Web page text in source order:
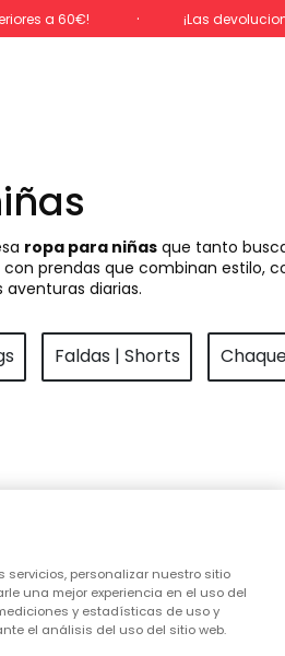
a 60€! ¡Las
Total
ropa para niñas que tanto
prendas que combinan estilo,
diarias.
Faldas | Shorts
servicios, personalizar nuestro sitio
una mejor experiencia en el uso del
y estadísticas de uso y
el análisis del uso del sitio web.